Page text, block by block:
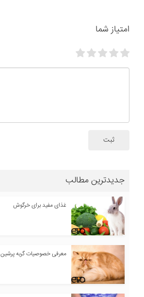
امتیاز شما
ثبت
جدیدترین مطالب
غذای مفید برای خرگوش
معرفی خصوصیات گربه پرشین